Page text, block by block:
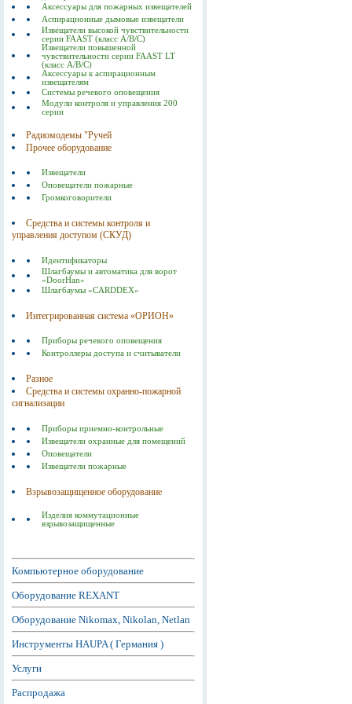
Аксессуары для пожарных извещателей
Аспирационные дымовые извещатели
Извещатели высокой чувствительности
серии FAAST (класс А/В/С)
Извещатели повышенной
чувствительности серии FAAST LT
(класс А/В/С)
Аксессуары к аспирационным
извещателям
Системы речевого оповещения
Модули контроля и управления 200
серии
Радиомодемы "Ручей
Прочее оборудование
Извещатели
Оповещатели пожарные
Громкоговорители
Средства и системы контроля и
управления доступом (СКУД)
Идентификаторы
Шлагбаумы и автоматика для ворот
«DoorHan»
Шлагбаумы «CARDDEX»
Интегрированная система «ОРИОН»
Приборы речевого оповещения
Контроллеры доступа и считыватели
Разное
Средства и системы охранно-пожарной
сигнализации
Приборы приемно-контрольные
Извещатели охранные для помещений
Оповещатели
Извещатели пожарные
Взрывозащищенное оборудование
Изделия коммутационные
взрывозащищенные
Компьютерное оборудование
Оборудование REXANT
Оборудование Nikomax, Nikolan, Netlan
Инструменты HAUPA ( Германия )
Услуги
Распродажа